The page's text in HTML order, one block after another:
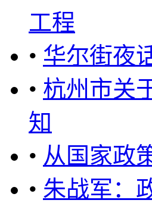
工程
• 华尔街夜
• 杭州市关
知
• 从国家政
• 朱战军：